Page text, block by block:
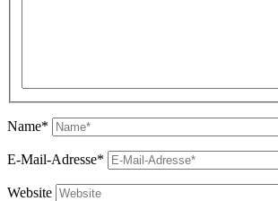
Name*
E-Mail-Adresse*
Website